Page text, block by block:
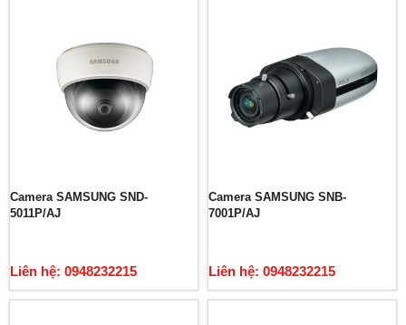
Camera SAMSUNG SND-
5011P/AJ
Liên hệ: 0948232215
Camera SAMSUNG SNB-
7001P/AJ
Liên hệ: 0948232215